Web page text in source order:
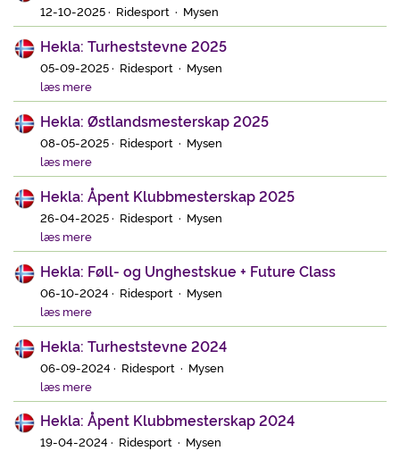
12-10-2025 · Ridesport · Mysen
Hekla: Turheststevne 2025
05-09-2025 · Ridesport · Mysen
læs mere
Hekla: Østlandsmesterskap 2025
08-05-2025 · Ridesport · Mysen
læs mere
Hekla: Åpent Klubbmesterskap 2025
26-04-2025 · Ridesport · Mysen
læs mere
Hekla: Føll- og Unghestskue + Future Class
06-10-2024 · Ridesport · Mysen
læs mere
Hekla: Turheststevne 2024
06-09-2024 · Ridesport · Mysen
læs mere
Hekla: Åpent Klubbmesterskap 2024
19-04-2024 · Ridesport · Mysen